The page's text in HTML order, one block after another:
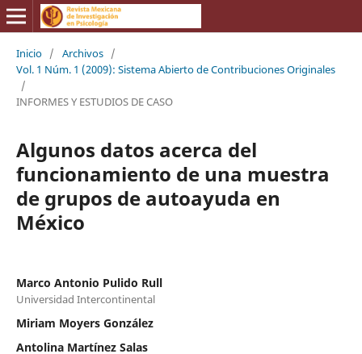
Inicio / Archivos /
Vol. 1 Núm. 1 (2009): Sistema Abierto de Contribuciones Originales
/
INFORMES Y ESTUDIOS DE CASO
Algunos datos acerca del
funcionamiento de una muestra
de grupos de autoayuda en
México
Marco Antonio Pulido Rull
Universidad Intercontinental
Miriam Moyers González
Antolina Martínez Salas